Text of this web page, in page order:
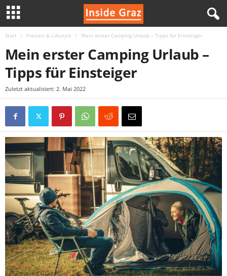
Start Freizeit & Lifestyle Mein erster Camping Urlaub – Tipps für Einsteiger
Mein erster Camping Urlaub –
Tipps für Einsteiger
Zuletzt aktualisiert: 2. Mai 2022